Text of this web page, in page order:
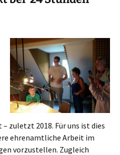
zuletzt 2018. Für uns ist dies
ehrenamtliche Arbeit im
vorzustellen. Zugleich